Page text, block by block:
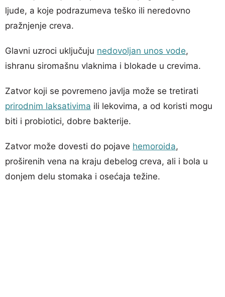
ljude, a koje podrazumeva teško ili neredovno
pražnjenje creva.
Glavni uzroci uključuju nedovoljan unos vode,
ishranu siromašnu vlaknima i blokade u crevima.
Zatvor koji se povremeno javlja može se tretirati
prirodnim laksativima ili lekovima, a od koristi mogu
biti i probiotici, dobre bakterije.
Zatvor može dovesti do pojave hemoroida,
proširenih vena na kraju debelog creva, ali i bola u
donjem delu stomaka i osećaja težine.